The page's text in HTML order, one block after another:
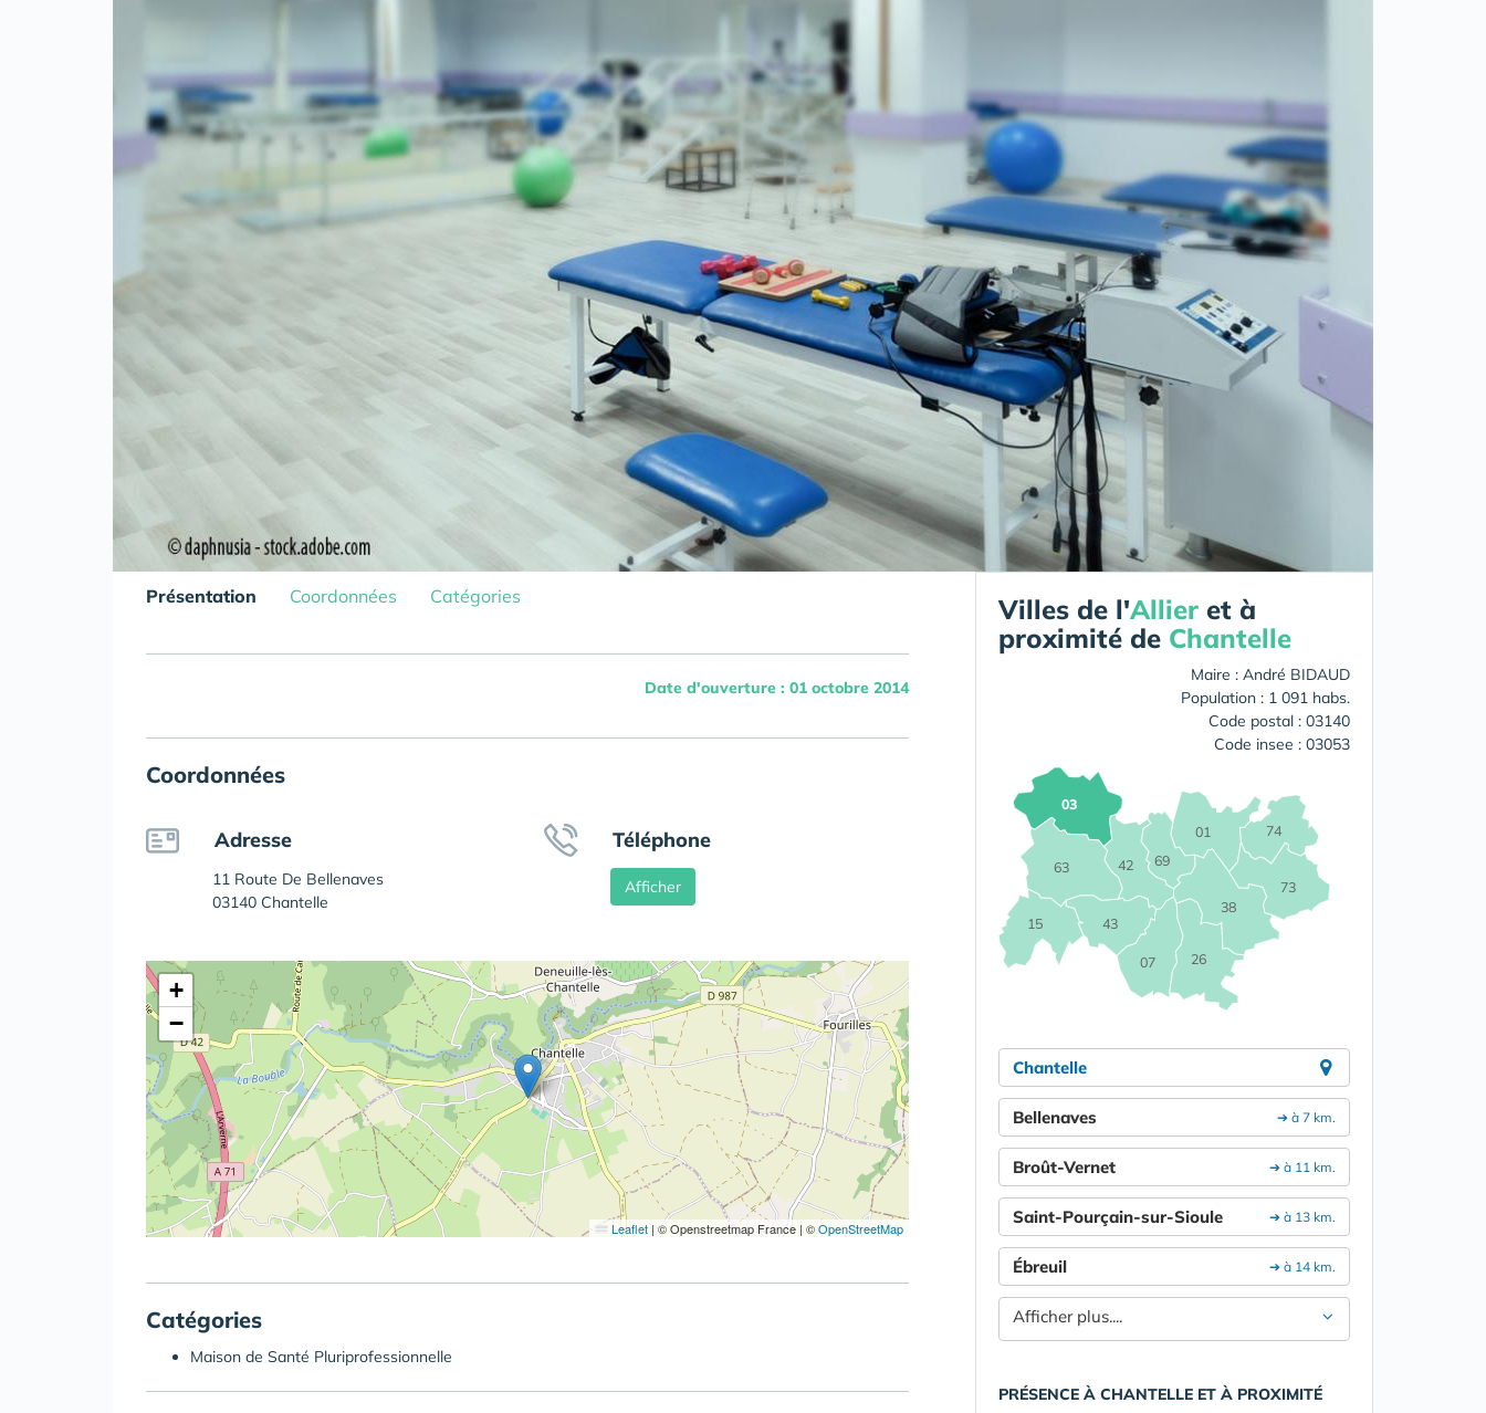
Présentation Coordonnées Catégories
Date d'ouverture : 01 octobre 2014
Coordonnées
Adresse
11 Route De Bellenaves
03140 Chantelle
Téléphone
Afficher
+
−
Leaflet | © Openstreetmap France | ©OpenStreetMap
Catégories
Maison de Santé Pluriprofessionnelle
Villes de l'Allier et à
proximité de Chantelle
Maire : André BIDAUD
Population : 1 091 habs.
Code postal : 03140
Code insee : 03053
01
03
07
15
26
38
42
43
63 69
73
74
Chantelle
➔ à 7 km.
Bellenaves
➔ à 11 km.
Broût-Vernet
➔ à 13 km.
Saint-Pourçain-sur-Sioule
➔ à 14 km.
Ébreuil
Afficher plus....
PRÉSENCE À CHANTELLE ET À PROXIMITÉ